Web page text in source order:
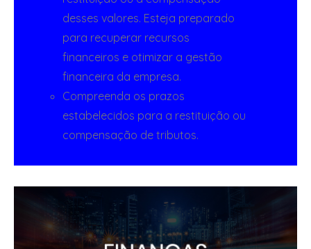
desses valores. Esteja preparado
para recuperar recursos
financeiros e otimizar a gestão
financeira da empresa.
Compreenda os prazos
estabelecidos para a restituição ou
compensação de tributos.